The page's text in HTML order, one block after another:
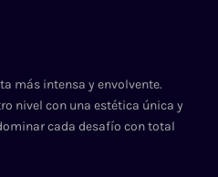
más intensa y envolvente.
nivel con una estética única y
cada desafío con total